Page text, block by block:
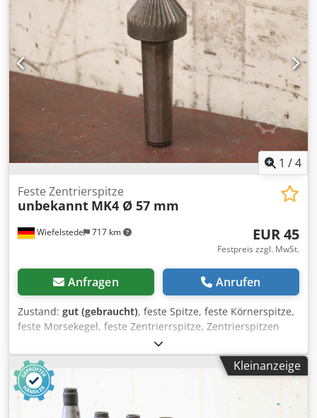
1 /4
Wiefelstede 717 km
Feste Zentrierspitze
unbekannt MK4 Ø 57 mm
EUR 45
Festpreis zzgl. MwSt.
Anfragen Anrufen
Zustand: gut (gebraucht), feste Spitze, feste Körnerspitze,
feste Morsekegel, feste Zentrierrspitze, Zentrierspitzen
Dedpov Uw Upjfx Afisck -feste Zentrierspitze: Ø 57 mm -
Aufnahme: MK4 -Abmessungen: Ø 32 x 157 mm -Gewicht.:
1,1 kg
Kleinanzeige